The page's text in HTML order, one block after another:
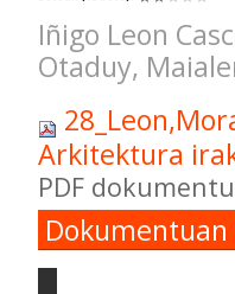
Iñigo Leon
Otaduy,
Arkitektura
PDF